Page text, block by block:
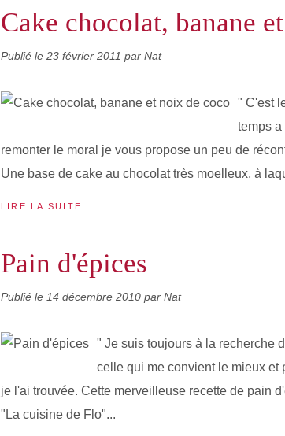
Cake chocolat, banane
Publié le 23 février 2011 par Nat
" C'est
temps a
remonter le moral je vous propose un peu de
Une base de cake au chocolat très moelleux, à
LIRE LA SUITE
Pain d'épices
Publié le 14 décembre 2010 par Nat
" Je suis toujours à la recherche
celle qui me convient le mieux
je l'ai trouvée. Cette merveilleuse recette de pain
"La cuisine de Flo"...